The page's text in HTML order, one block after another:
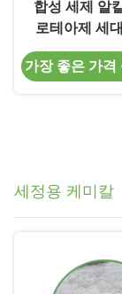
합성 세제 알
로테아제 세
위해 더러운
분해합
가장 좋은 가격
세정용 케미칼